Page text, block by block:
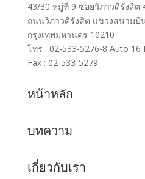
43/30 หมู่ที่ 9 ซอยวิภาวดีรังสิต
ถนนวิภาวดีรังสิต แขวงสนามบิ
กรุงเทพมหานคร 10210
โทร : 02-533-5276-8 Auto 16
Fax : 02-533-5279
หน้าหลัก
บทความ
เกี่ยวกับเรา